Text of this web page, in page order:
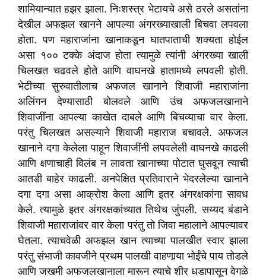
शामियान्यात हझर झाला. निःशस्त्र भेटायचे असे ठरले असतांना
देखील अफझल खानने आपल्या अंगरख्याखाली बिचवा लपवला
होता. पण महाराजांना खानाकडून घातपाताची शक्यता होईल
असा १०० टक्के अंदाज होता त्यामुळे त्यांनी अंगरख्या खाली
चिलखत चढवले होते आणि वाघनखे हातामध्ये लपवली होती.
भेटीच्या सुरुवातीलाच अफजल खानाने शिवाजी महाराजांना
अलिंगन देण्यासाठी बोलवले आणि उंच अफजलखानाने
शिवाजींना आपल्या काखेत दाबले आणि बिचव्याचा वार केला.
परंतु चिलखत असल्याने शिवाजी महाराज बचावले. अफजल
खानाने दगा केलेला पाहून शिवाजींनी लपवलेली वाघनखे काढली
आणि क्षणाचाही विलंब न लावता खानाच्या पोटात घुसवून त्याची
आतडी बाहेर काढली. अनपेक्षित प्रतिवाराने भेदरलेल्या खानाने
दगा दगा असा आक्रोश केला आणि इतर अंगरक्षकांना सावध
केले. त्यामुळे इतर अंगरक्षकांच्यात तिथेच जुंपली. सय्यद बंडाने
शिवाजी महाराजांवर वार केला परंतु तो जिवा महालाने आपल्यावर
घेतला. त्याचवेळी अफझल खान त्याच्या पालखीत स्वार झाला
परंतु संभाजी कावजीने प्रथम पालखी वाहणार्‍या भोईंचे पाय तोडले
आणि जखमी अफजलखानाला मारून त्याचे शीर धडापासून वेगळे